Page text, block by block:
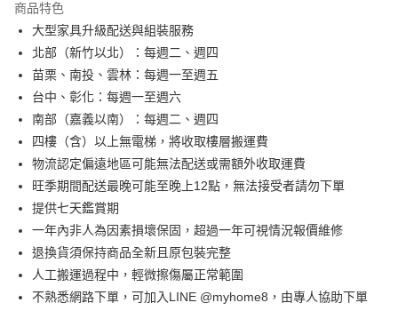
合作金庫商業銀行
華南商業銀行
上海商業儲蓄銀行
台北富邦商業銀行
國泰世華商業銀行
兆豐國際商業銀行
臺灣中小企業銀行
匯豐（台灣）商業銀行
聯邦商業銀行
元大商業銀行
永豐商業銀行
玉山商業銀行
星展（台灣）商業銀行
台新國際商業銀行
中國信託商業銀行
台灣樂天信用卡公司
6 期 0 利率 每期
華南商業銀行
彰化商業銀行
上海商業儲蓄銀行
台北富邦商業銀行
國泰世華商業銀行
臺灣中小企業銀行
台中商業銀行
匯豐（台灣）商業銀行
華泰商業銀行
聯邦商業銀行
遠東國際商業銀行
元大商業銀行
永豐商業銀行
玉山商業銀行
星展（台灣）商業銀行
台新國際商業銀行
台灣樂天信用卡公司
LINE Pay
Apple Pay
街口支付
悠遊付
Google Pay
大哥付你分期
相關說明
【大哥付你分期使用說明】
1.本服務由台灣大哥大提供，台灣大哥大用戶可立即使用無須另外申請。
流程，驗證手機門號後，選擇欲分期的期數、繳款截止日，確認付款後即完
AFTEE先享後付
相關說明
商品特色
大型家具升級配送與組裝服務
北部（新竹以北）：每週二、週四
苗栗、南投、雲林：每週一至週五
台中、彰化：每週一至週六
南部（嘉義以南）：每週二、週四
四樓（含）以上無電梯，將收取樓層搬運費
物流認定偏遠地區可能無法配送或需額外收取運費
旺季期間配送最晚可能至晚上12點，無法接受者請勿下單
提供七天鑑賞期
一年內非人為因素損壞保固，超過一年可視情況報價維修
退換貨須保持商品全新且原包裝完整
人工搬運過程中，輕微擦傷屬正常範圍
不熟悉網路下單，可加入LINE @myhome8，由專人協助下單